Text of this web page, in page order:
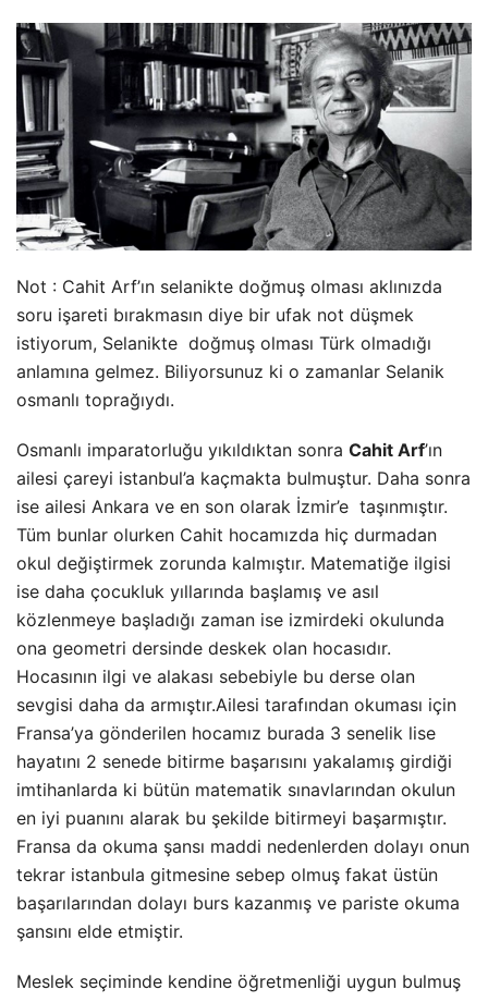
Not : Cahit Arf’ın selanikte doğmuş olması aklınızda
soru işareti bırakmasın diye bir ufak not düşmek
istiyorum, Selanikte doğmuş olması Türk olmadığı
anlamına gelmez. Biliyorsunuz ki o zamanlar Selanik
osmanlı toprağıydı.
Osmanlı imparatorluğu yıkıldıktan sonra Cahit Arf’ın
ailesi çareyi istanbul’a kaçmakta bulmuştur. Daha sonra
ise ailesi Ankara ve en son olarak İzmir’e taşınmıştır.
Tüm bunlar olurken Cahit hocamızda hiç durmadan
okul değiştirmek zorunda kalmıştır. Matematiğe ilgisi
ise daha çocukluk yıllarında başlamış ve asıl
közlenmeye başladığı zaman ise izmirdeki okulunda
ona geometri dersinde deskek olan hocasıdır.
Hocasının ilgi ve alakası sebebiyle bu derse olan
sevgisi daha da armıştır.Ailesi tarafından okuması için
Fransa’ya gönderilen hocamız burada 3 senelik lise
hayatını 2 senede bitirme başarısını yakalamış girdiği
imtihanlarda ki bütün matematik sınavlarından okulun
en iyi puanını alarak bu şekilde bitirmeyi başarmıştır.
Fransa da okuma şansı maddi nedenlerden dolayı onun
tekrar istanbula gitmesine sebep olmuş fakat üstün
başarılarından dolayı burs kazanmış ve pariste okuma
şansını elde etmiştir.
Meslek seçiminde kendine öğretmenliği uygun bulmuş